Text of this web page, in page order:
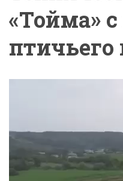
«Тойма»
птичьего